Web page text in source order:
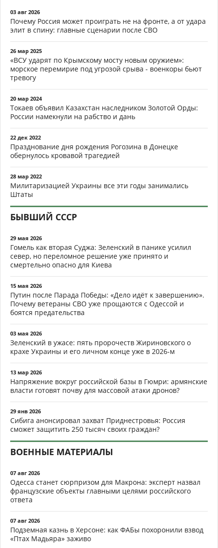
03 авг 2026
Почему Россия может проиграть не на фронте, а от удара
элит в спину: главные сценарии после СВО
26 мар 2025
«ВСУ ударят по Крымскому мосту новым оружием»:
морское перемирие под угрозой срыва - военкоры бьют
тревогу
20 мар 2024
Токаев объявил Казахстан наследником Золотой Орды:
России намекнули на рабство и дань
22 дек 2022
Празднование дня рождения Рогозина в Донецке
обернулось кровавой трагедией
28 мар 2022
Милитаризацией Украины все эти годы занимались
Штаты
БЫВШИЙ СССР
29 мая 2026
Гомель как вторая Суджа: Зеленский в панике усилил
север, но переломное решение уже принято и
смертельно опасно для Киева
15 мая 2026
Путин после Парада Победы: «Дело идёт к завершению».
Почему ветераны СВО уже прощаются с Одессой и
боятся предательства
03 мая 2026
Зеленский в ужасе: пять пророчеств Жириновского о
крахе Украины и его личном конце уже в 2026-м
13 мар 2026
Напряжение вокруг российской базы в Гюмри: армянские
власти готовят почву для массовой атаки дронов?
29 янв 2026
Сибига анонсировал захват Приднестровья: Россия
сможет защитить 250 тысяч своих граждан?
ВОЕННЫЕ МАТЕРИАЛЫ
07 авг 2026
Одесса станет сюрпризом для Макрона: эксперт назвал
французские объекты главными целями российского
ответа
07 авг 2026
Подземная казнь в Херсоне: как ФАБы похоронили взвод
«Птах Мадьяра» заживо